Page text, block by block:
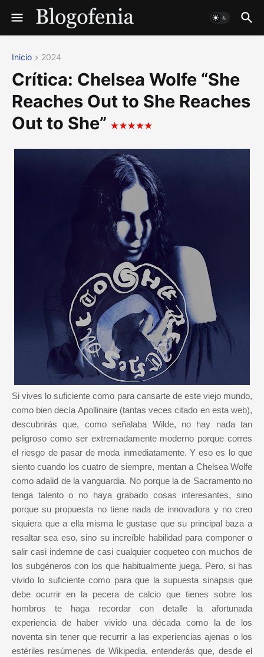
Inicio 2024
Crítica: Chelsea Wolfe “She
Reaches Out to She Reaches
Out to She”
Si vives lo suficiente como para cansarte de este viejo mundo,
como bien decía Apollinaire (tantas veces citado en esta web),
descubrirás que, como señalaba Wilde, no hay nada tan
peligroso como ser extremadamente moderno porque corres
el riesgo de pasar de moda inmediatamente. Y eso es lo que
siento cuando los cuatro de siempre, mentan a Chelsea Wolfe
como adalid de la vanguardia. No porque la de Sacramento no
tenga talento o no haya grabado cosas interesantes, sino
porque su propuesta no tiene nada de innovadora y no creo
siquiera que a ella misma le gustase que su principal baza a
resaltar sea eso, sino su increíble habilidad para componer o
salir casi indemne de casi cualquier coqueteo con muchos de
los subgéneros con los que habitualmente juega. Pero, si has
vivido lo suficiente como para que la supuesta sinapsis que
debe ocurrir en la pecera de calcio que tienes sobre los
hombros te haga recordar con detalle la afortunada
experiencia de haber vivido una década como la de los
noventa sin tener que recurrir a las experiencias ajenas o los
estériles resúmenes de Wikipedia, entenderás que, desde el